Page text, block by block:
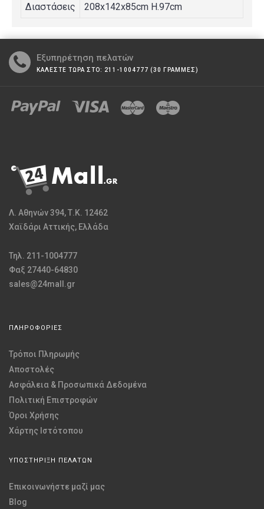
Διαστάσεις 208x142x85cm H.97cm
Εξυπηρέτηση πελατών
ΚΑΛΕΣΤΕ ΤΩΡΑ ΣΤΟ: 211-1004777 (30 ΓΡΑΜΜΕΣ)
Λ. Αθηνών 394, Τ.Κ. 12462
Χαϊδάρι Αττικής, Ελλάδα
Τηλ. 211-1004777
Φαξ 27440-64830
sales@24mall.gr
ΠΛΗΡΟΦΟΡΙΕΣ
Τρόποι Πληρωμής
Αποστολές
Ασφάλεια & Προσωπικά Δεδομένα
Πολιτική Επιστροφών
Όροι Χρήσης
Χάρτης Ιστότοπου
ΥΠΟΣΤΗΡΙΞΗ ΠΕΛΑΤΩΝ
Επικοινωνήστε μαζί μας
Blog